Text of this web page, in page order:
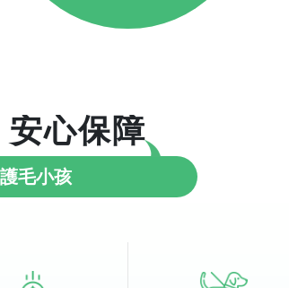
心保障
毛小孩